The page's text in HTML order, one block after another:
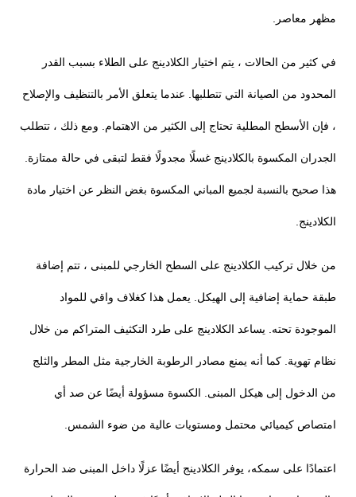
مظهر معاصر.
في كثير من الحالات ، يتم اختيار الكلادينج على الطلاء بسبب القدر
المحدود من الصيانة التي تتطلبها. عندما يتعلق الأمر بالتنظيف والإصلاح
، فإن الأسطح المطلية تحتاج إلى الكثير من الاهتمام. ومع ذلك ، تتطلب
الجدران المكسوة بالكلادينج غسلًا مجدولًا فقط لتبقى في حالة ممتازة.
هذا صحيح بالنسبة لجميع المباني المكسوة بغض النظر عن اختيار مادة
الكلادينج.
من خلال تركيب الكلادينج على السطح الخارجي للمبنى ، تتم إضافة
طبقة حماية إضافية إلى الهيكل. يعمل هذا كغلاف واقي للمواد
الموجودة تحته. يساعد الكلادينج على طرد التكثيف المتراكم من خلال
نظام تهوية. كما أنه يمنع مصادر الرطوبة الخارجية مثل المطر والثلج
من الدخول إلى هيكل المبنى. الكسوة مسؤولة أيضًا عن صد أي
امتصاص كيميائي محتمل ومستويات عالية من ضوء الشمس.
اعتمادًا على سمكه، يوفر الكلادينج أيضًا عزلًا داخل المبنى ضد الحرارة